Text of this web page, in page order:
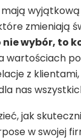
zmieniają
wybór, to
wartościach
z
nas
jak
w swojej